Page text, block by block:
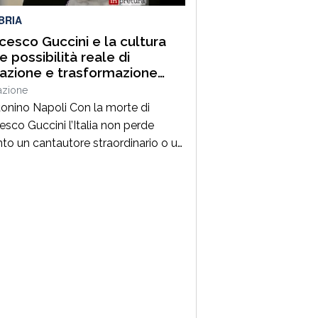
Guccini e la cultura
possibilità reale di
e trasformazione
Napoli Con la morte di
Guccini l’Italia non perde
un cantautore straordinario o un